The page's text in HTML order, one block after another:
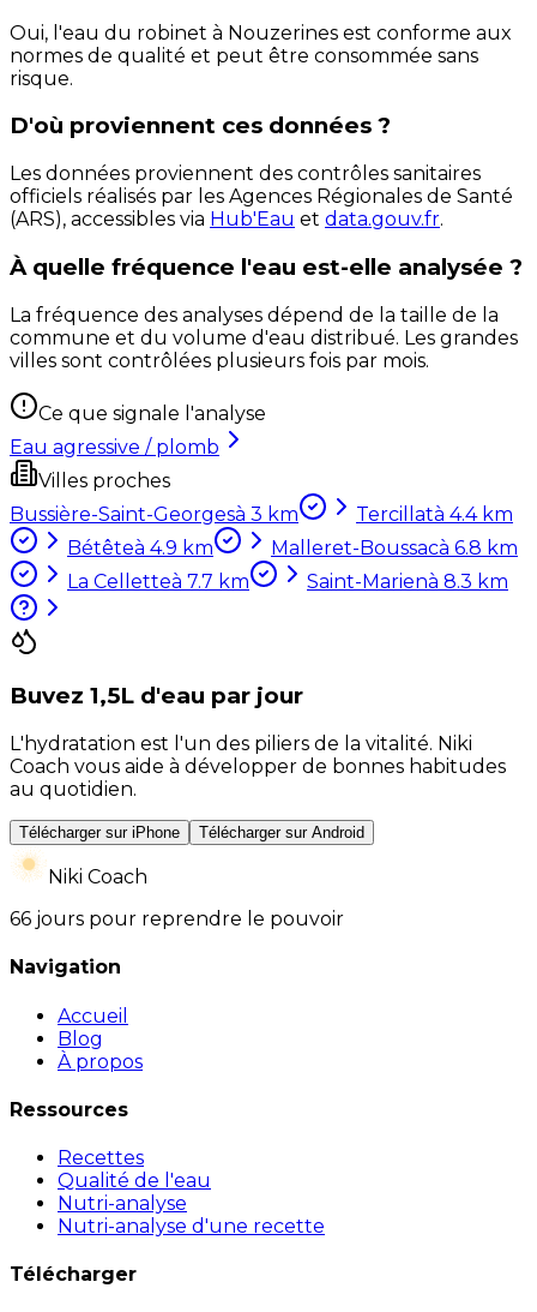
Oui, l'eau du robinet à Nouzerines est conforme aux
normes de qualité et peut être consommée sans
risque.
D'où proviennent ces données ?
Les données proviennent des contrôles sanitaires
officiels réalisés par les Agences Régionales de Santé
(ARS), accessibles via Hub'Eau et data.gouv.fr.
À quelle fréquence l'eau est-elle analysée ?
La fréquence des analyses dépend de la taille de la
commune et du volume d'eau distribué. Les grandes
villes sont contrôlées plusieurs fois par mois.
Ce que signale l'analyse
Eau agressive / plomb
Villes proches
Bussière-Saint-Georgesà 3 km Tercillatà 4.4km
Bétêteà 4.9 km Malleret-Boussacà 6.8 km
La Celletteà 7.7 km Saint-Marienà 8.3 km
Buvez 1,5L d'eau par jour
L'hydratation est l'un des piliers de la vitalité. Niki
Coach vous aide à développer de bonnes habitudes
au quotidien.
Télécharger sur iPhone Télécharger sur Android
Niki Coach
66 jours pour reprendre le pouvoir
Navigation
Accueil
Blog
À propos
Ressources
Recettes
Qualité de l'eau
Nutri-analyse
Nutri-analyse d'une recette
Télécharger